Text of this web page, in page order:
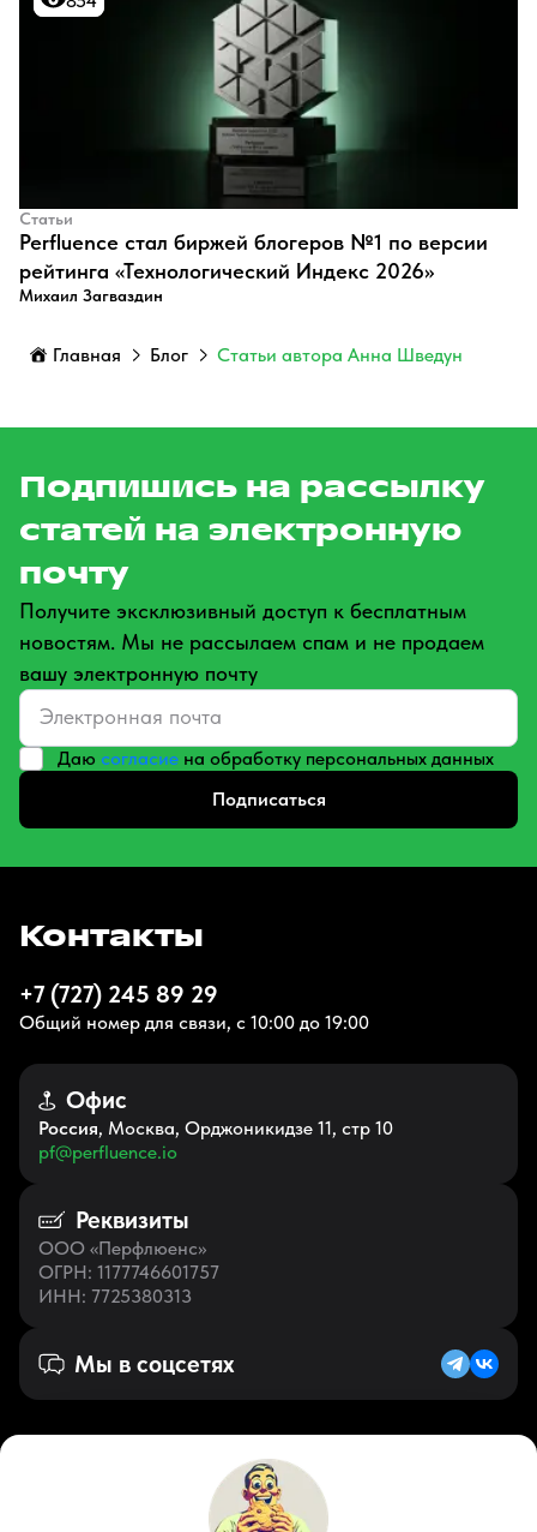
Статьи
Perfluence стал биржей блогеров №1 по версии
рейтинга «Технологический Индекс 2026»
Михаил Загваздин
Главная Блог Статьи автора Анна Шведун
Подпишись на рассылку
статей на электронную
почту
Получите эксклюзивный доступ к бесплатным
новостям. Мы не рассылаем спам и не продаем
вашу электронную почту
Даю согласие на обработку персональных данных
Подписаться
Контакты
+7 (727) 245 89 29
Общий номер для связи, с 10:00 до 19:00
Офис
Россия, Москва, Орджоникидзе 11, стр 10
pf@perfluence.io
Реквизиты
ООО «Перфлюенс»
ОГРН: 1177746601757
ИНН: 7725380313
Мы в соцсетях